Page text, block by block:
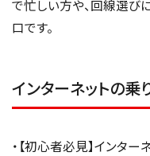
で忙しい方や、回線選び
口です。
インターネットの
・【初心者必見】インタ